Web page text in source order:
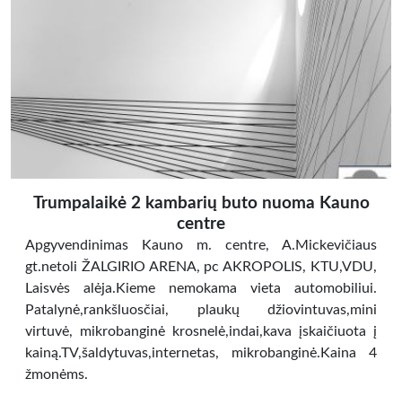
Trumpalaikė 2 kambarių buto nuoma Kauno
centre
Apgyvendinimas Kauno m. centre, A.Mickevičiaus
gt.netoli ŽALGIRIO ARENA, pc AKROPOLIS, KTU,VDU,
Laisvės alėja.Kieme nemokama vieta automobiliui.
Patalynė,rankšluosčiai, plaukų džiovintuvas,mini
virtuvė, mikrobanginė krosnelė,indai,kava įskaičiuota į
kainą.TV,šaldytuvas,internetas, mikrobanginė.Kaina 4
žmonėms.